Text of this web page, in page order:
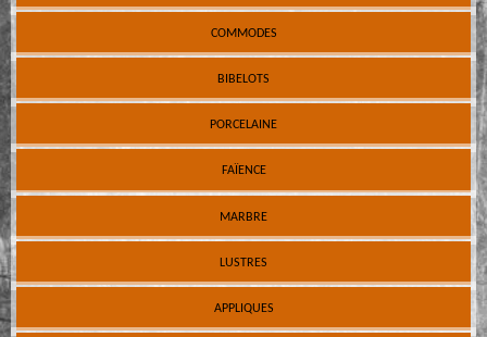
COMMODES
BIBELOTS
PORCELAINE
FAÏENCE
MARBRE
LUSTRES
APPLIQUES